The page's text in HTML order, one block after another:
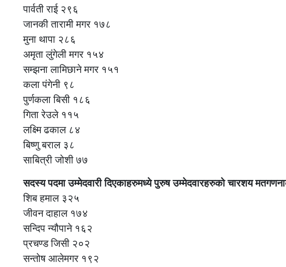
पार्वती राई २९६
जानकी तारामी मगर १७८
मुना थापा २८६
अमृता लुंगेली मगर १५४
सम्झना लामिछाने मगर १५१
कला पंगेनी ९८
पुर्णकला बिसी १८६
गिता रेउले ११५
लक्ष्मि ढकाल ८४
बिष्णु बराल ३८
साबित्री जोशी ७७
सदस्य पदमा उम्मेदवारी दिएकाहरुमध्ये पुरुष उम्मेदवारहरुको चारशय
शिब हमाल ३२५
जीवन दाहाल १७४
सन्दिप न्यौपाने १६२
प्रचण्ड जिसी २०२
सन्तोष आलेमगर १९२